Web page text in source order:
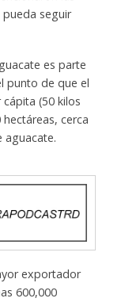
seguir
es parte
punto de que el
(50 kilos
cerca
aguacate.
exportador
600,000